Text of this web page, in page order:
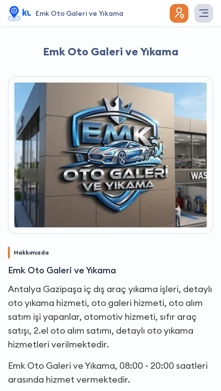
Emk Oto Galeri ve Yıkama
Emk Oto Galeri ve Yıkama
Hakkımızda
Emk Oto Galeri ve Yıkama
Antalya Gazipaşa iç dış araç yıkama işleri, detaylı
oto yıkama hizmeti, oto galeri hizmeti, oto alım
satım işi yapanlar, otomotiv hizmeti, sıfır araç
satışı, 2.el oto alım satımı, detaylı oto yıkama
hizmetleri verilmektedir.
Emk Oto Galeri ve Yıkama, 08:00 - 20:00 saatleri
arasında hizmet vermektedir.